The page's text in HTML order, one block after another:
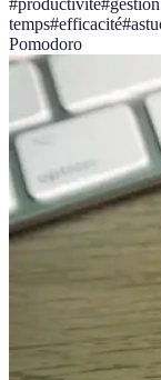
temps#efficacité#
Pomodoro